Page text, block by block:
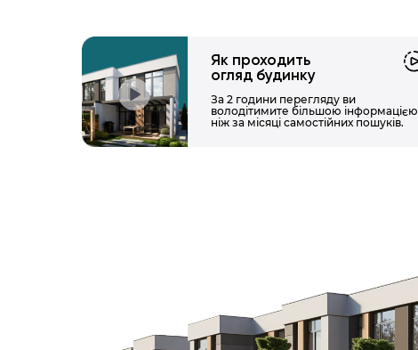
За 2 години перегляду ви
володітимите більшою
ніж за місяці самостійних пошуків.
Як проходить
огляд будинку